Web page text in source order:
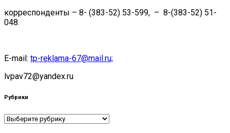
корреспонденты – 8- (383-52) 53-599, – 8-(383-52) 51-
048.
E-mail: tp-reklama-67@mail.ru;
lvpav72@yandex.ru
Рубрики
Рубрики